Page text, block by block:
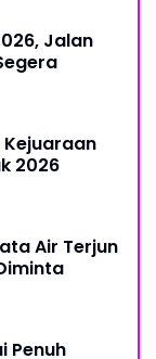
Jalan
2026
Air Terjun
Penuh